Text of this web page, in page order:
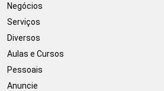
Negócios
Serviços
Diversos
Aulas e Cursos
Pessoais
Anuncie